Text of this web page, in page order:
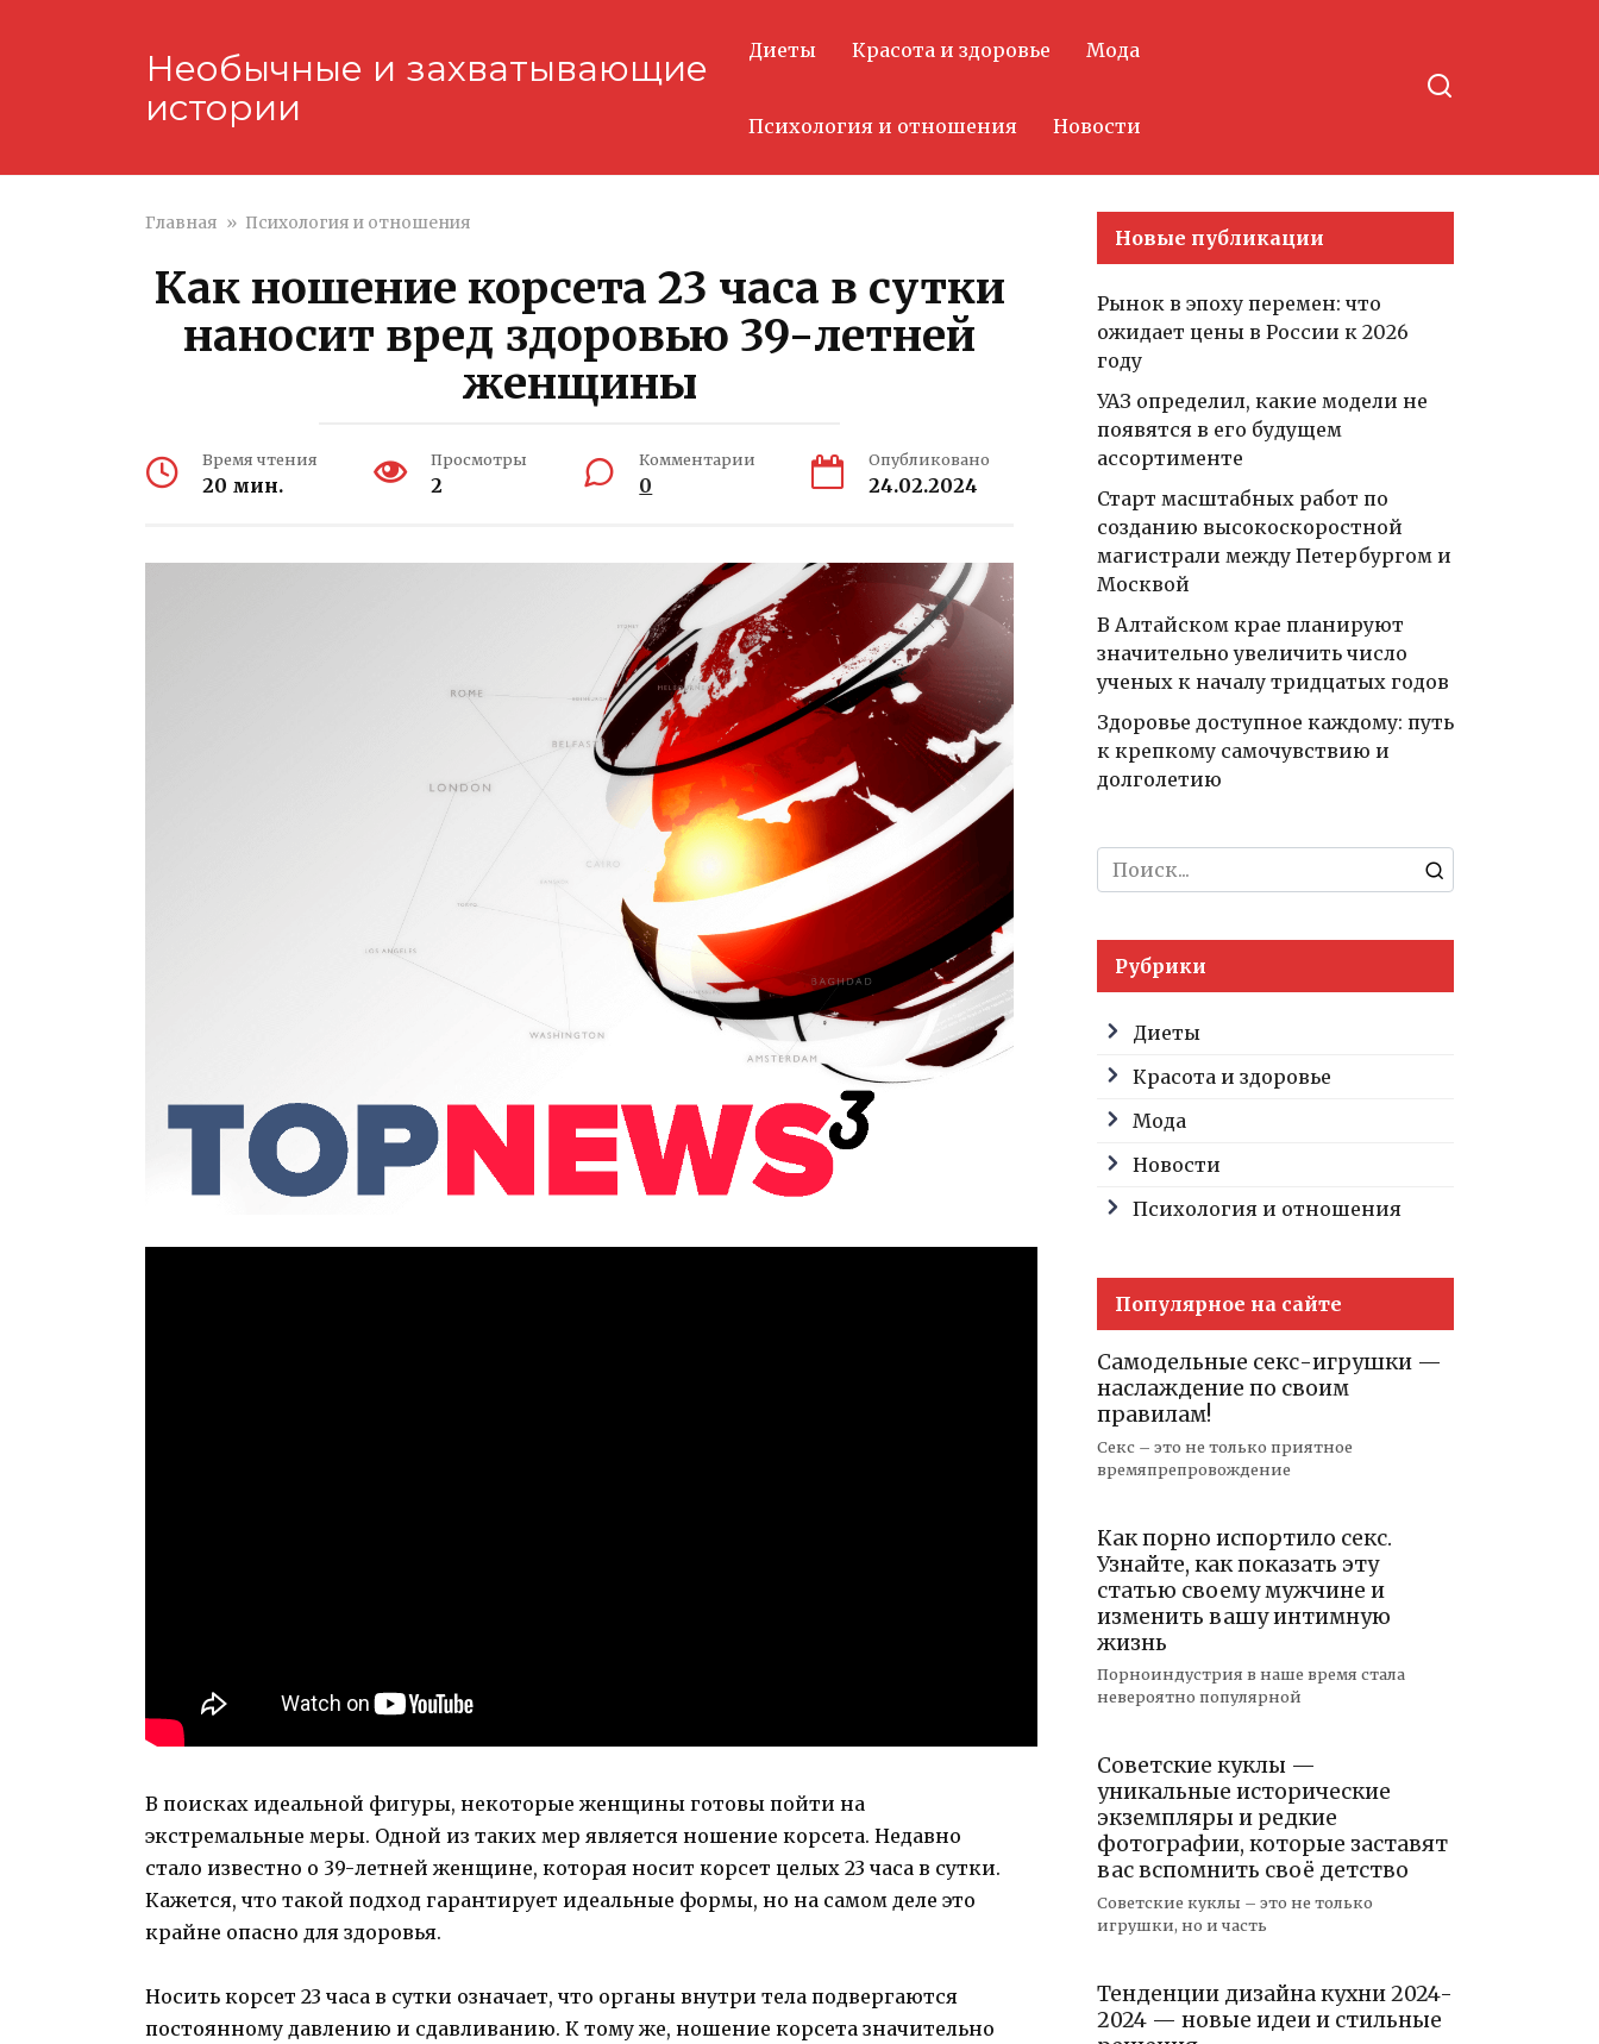
Необычные и захватывающие
истории
Диеты Красота и здоровье Мода
Психология и отношения Новости
Главная » Психология и отношения
Как ношение корсета 23 часа в сутки
наносит вред здоровью 39-летней
женщины
Время чтения
20 мин.
Просмотры
2
Комментарии
0
Опубликовано
24.02.2024
В поисках идеальной фигуры, некоторые женщины готовы пойти на
экстремальные меры. Одной из таких мер является ношение корсета. Недавно
стало известно о 39-летней женщине, которая носит корсет целых 23 часа в сутки.
Кажется, что такой подход гарантирует идеальные формы, но на самом деле это
крайне опасно для здоровья.
Носить корсет 23 часа в сутки означает, что органы внутри тела подвергаются
постоянному давлению и сдавливанию. К тому же, ношение корсета значительно
Новые публикации
Рынок в эпоху перемен: что
ожидает цены в России к 2026
году
УАЗ определил, какие модели не
появятся в его будущем
ассортименте
Старт масштабных работ по
созданию высокоскоростной
магистрали между Петербургом и
Москвой
В Алтайском крае планируют
значительно увеличить число
ученых к началу тридцатых годов
Здоровье доступное каждому: путь
к крепкому самочувствию и
долголетию
Search
for:
Рубрики
Диеты
Красота и здоровье
Мода
Новости
Психология и отношения
Популярное на сайте
Самодельные секс-игрушки —
наслаждение по своим
правилам!
Секс – это не только приятное
времяпрепровождение
Как порно испортило секс.
Узнайте, как показать эту
статью своему мужчине и
изменить вашу интимную
жизнь
Порноиндустрия в наше время стала
невероятно популярной
Советские куклы —
уникальные исторические
экземпляры и редкие
фотографии, которые заставят
вас вспомнить своё детство
Советские куклы – это не только
игрушки, но и часть
Тенденции дизайна кухни 2024-
2024 — новые идеи и стильные